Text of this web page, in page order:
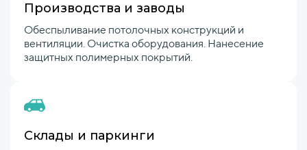
Производства и заводы
Обеспыливание потолочных конструкций и
вентиляции. Очистка оборудования. Нанесение
защитных полимерных покрытий.
Склады и паркинги